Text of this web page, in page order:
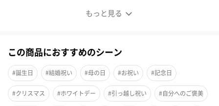
もっと見る
お名前入り 話題のステンレスソープ
魚料理やニンニク、玉ねぎの臭いなど手を洗った後も残る嫌な臭
いを解消すると話題のステンレスソープ。
ステンレスと水による化学反応を利用した脱臭専用品です。
ご使用方法は流水で石鹸のようにこすり洗いするだけ。
環境に優しく半永久的にお使いいただけます。
この商品におすすめのシーン
#誕生日 #結婚祝い #母の日 #お祝い #記念日
#クリスマス #ホワイトデー #引っ越し祝い #自分へのご褒美